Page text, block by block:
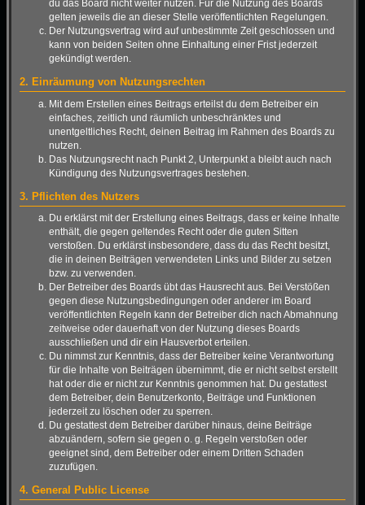
du das Board nicht weiter nutzen. Für die Nutzung des Boards
gelten jeweils die an dieser Stelle veröffentlichten Regelungen.
Der Nutzungsvertrag wird auf unbestimmte Zeit geschlossen und
kann von beiden Seiten ohne Einhaltung einer Frist jederzeit
gekündigt werden.
2. Einräumung von Nutzungsrechten
Mit dem Erstellen eines Beitrags erteilst du dem Betreiber ein
einfaches, zeitlich und räumlich unbeschränktes und
unentgeltliches Recht, deinen Beitrag im Rahmen des Boards zu
nutzen.
Das Nutzungsrecht nach Punkt 2, Unterpunkt a bleibt auch nach
Kündigung des Nutzungsvertrages bestehen.
3. Pflichten des Nutzers
Du erklärst mit der Erstellung eines Beitrags, dass er keine Inhalte
enthält, die gegen geltendes Recht oder die guten Sitten
verstoßen. Du erklärst insbesondere, dass du das Recht besitzt,
die in deinen Beiträgen verwendeten Links und Bilder zu setzen
bzw. zu verwenden.
Der Betreiber des Boards übt das Hausrecht aus. Bei Verstößen
gegen diese Nutzungsbedingungen oder anderer im Board
veröffentlichten Regeln kann der Betreiber dich nach Abmahnung
zeitweise oder dauerhaft von der Nutzung dieses Boards
ausschließen und dir ein Hausverbot erteilen.
Du nimmst zur Kenntnis, dass der Betreiber keine Verantwortung
für die Inhalte von Beiträgen übernimmt, die er nicht selbst erstellt
hat oder die er nicht zur Kenntnis genommen hat. Du gestattest
dem Betreiber, dein Benutzerkonto, Beiträge und Funktionen
jederzeit zu löschen oder zu sperren.
Du gestattest dem Betreiber darüber hinaus, deine Beiträge
abzuändern, sofern sie gegen o. g. Regeln verstoßen oder
geeignet sind, dem Betreiber oder einem Dritten Schaden
zuzufügen.
4. General Public License